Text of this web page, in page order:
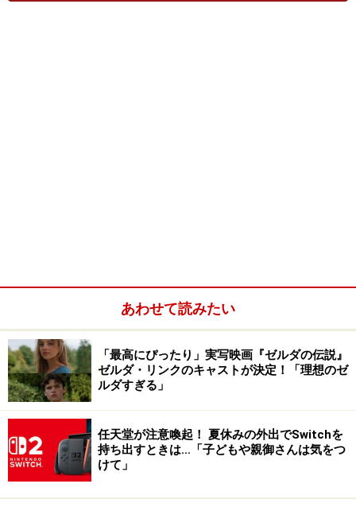
あわせて読みたい
「最高にぴったり」実写映画『ゼルダの伝説』
ゼルダ・リンクのキャストが決定！「理想のゼ
ルダすぎる」
任天堂が注意喚起！ 夏休みの外出でSwitchを
持ち出すときは…「子どもや親御さんは気をつ
けて」